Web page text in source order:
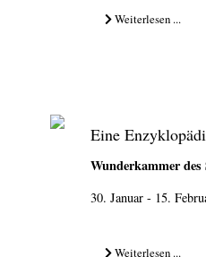
Weiterlesen ...
Eine
Wunderkammer des
30. Januar - 15.
Weiterlesen ...